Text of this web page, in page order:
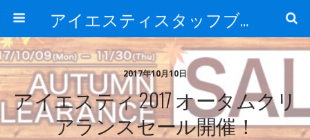
アイエスティスタッフブログ
2017年10月10日
アイエスティ 2017 オータムクリ
アランスセール開催！